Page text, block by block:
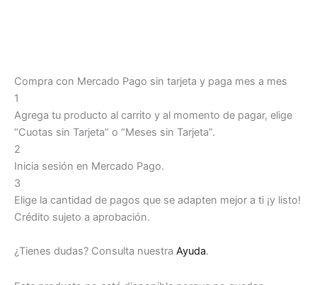
Compra con Mercado Pago sin tarjeta y paga mes a mes
1
Agrega tu producto al carrito y al momento de pagar, elige
“Cuotas sin Tarjeta” o “Meses sin Tarjeta”.
2
Inicia sesión en Mercado Pago.
3
Elige la cantidad de pagos que se adapten mejor a ti ¡y listo!
Crédito sujeto a aprobación.
¿Tienes dudas? Consulta nuestra Ayuda.